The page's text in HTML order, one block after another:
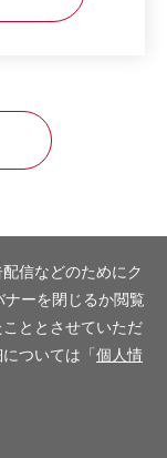
信などのためにク
ーを閉じるか閲覧
ととさせていただ
ついては「 個人情